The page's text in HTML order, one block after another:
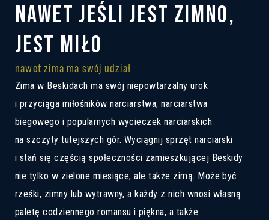
NAWET JEŚLI JEST ZIMNO,
JEST MIŁO
nawet zima ma swój udział
Zima w Beskidach ma swój niepowtarzalny urok
i przyciąga miłośników narciarstwa, narciarstwa
biegowego i popularnych wycieczek narciarskich
na szczyty tutejszych gór. Wyciągnij sprzęt narciarski
i stań się częścią społeczności zamieszkującej Beskidy
nie tylko w zielone miesiące, ale także zimą. Może być
rześki, zimny lub wytrawny, a każdy z nich wnosi własną
paletę codziennego romansu i piękna, a także